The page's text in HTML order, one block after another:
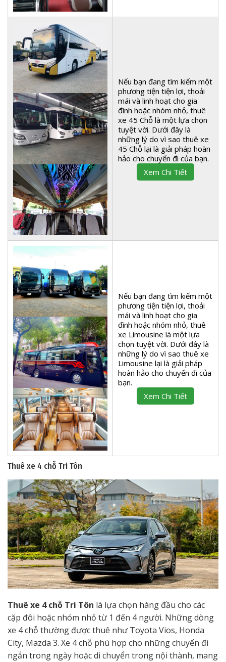
Nếu bạn đang tìm kiếm một
phương tiện tiện lợi, thoải
mái và linh hoạt cho gia
đình hoặc nhóm nhỏ, thuê
xe 45 Chỗ là một lựa chọn
tuyệt vời. Dưới đây là
những lý do vì sao thuê xe
45 Chỗ lại là giải pháp hoàn
hảo cho chuyến đi của bạn.
Xem Chi Tiết
Nếu bạn đang tìm kiếm một
phương tiện tiện lợi, thoải
mái và linh hoạt cho gia
đình hoặc nhóm nhỏ, thuê
xe Limousine là một lựa
chọn tuyệt vời. Dưới đây là
những lý do vì sao thuê xe
Limousine lại là giải pháp
hoàn hảo cho chuyến đi của
bạn.
Xem Chi Tiết
Thuê xe 4 chỗ Tri Tôn
Thuê xe 4 chỗ Tri Tôn là lựa chọn hàng đầu cho các
cặp đôi hoặc nhóm nhỏ từ 1 đến 4 người. Những dòng
xe 4 chỗ thường được thuê như Toyota Vios, Honda
City, Mazda 3. Xe 4 chỗ phù hợp cho những chuyến đi
ngắn trong ngày hoặc di chuyển trong nội thành, mang